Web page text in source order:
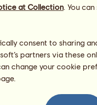
=
=
at Collection. You
consent to sharing
partners via these
change your cookie